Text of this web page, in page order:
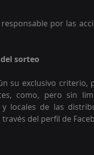
por las
sorteo
su exclusivo
como, pero sin
locales de las
del perfil de